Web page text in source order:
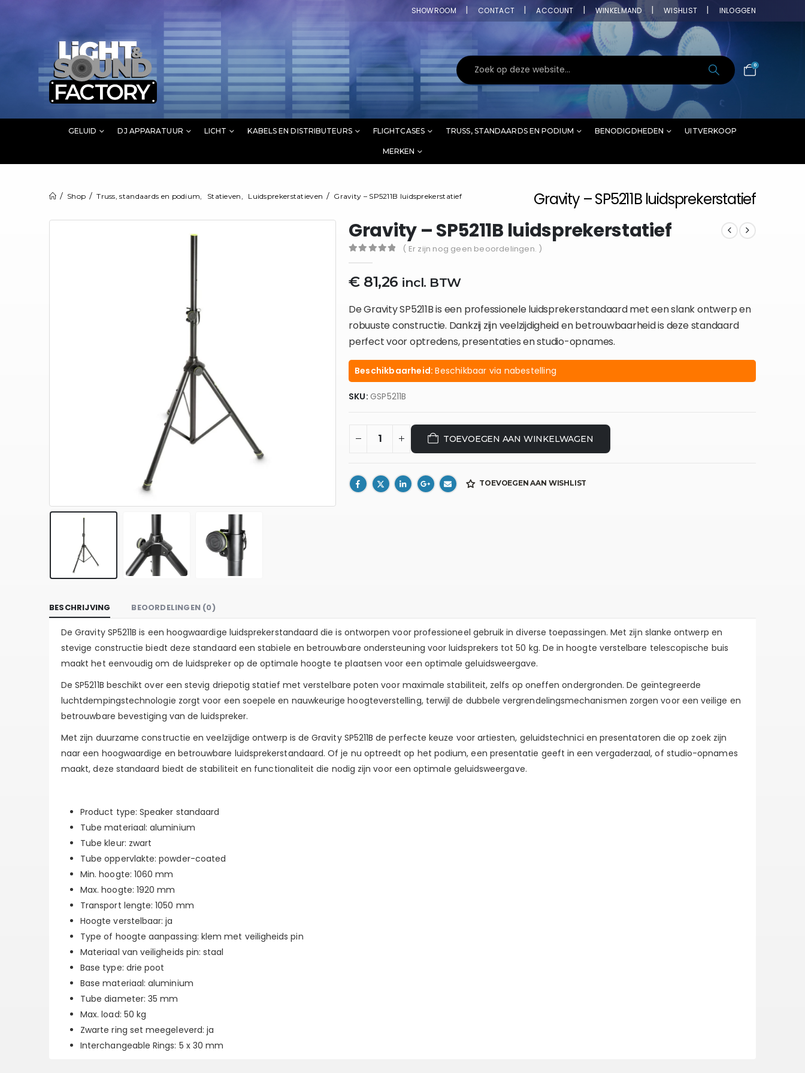
SHOWROOM CONTACT ACCOUNT WINKELMAND WISHLIST INLOGGEN
0
GELUID DJ APPARATUUR LICHT KABELS EN DISTRIBUTEURS FLIGHTCASES TRUSS, STANDAARDS EN PODIUM BENODIGDHEDEN UITVERKOOP
MERKEN
Gravity – SP5211B luidsprekerstatief
Shop Truss, standaards en podium Statieven Luidsprekerstatieven Gravity – SP5211B luidsprekerstatief
Gravity – SP5211B luidsprekerstatief
( Er zijn nog geen beoordelingen. )
€81,26 incl. BTW
De Gravity SP5211B is een professionele luidsprekerstandaard met een slank ontwerp en
robuuste constructie. Dankzij zijn veelzijdigheid en betrouwbaarheid is deze standaard
perfect voor optredens, presentaties en studio-opnames.
Beschikbaarheid:Beschikbaar via nabestelling
SKU: GSP5211B
TOEVOEGEN AAN WINKELWAGEN
TOEVOEGEN AAN WISHLIST
BESCHRIJVING BEOORDELINGEN (0)
De Gravity SP5211B is een hoogwaardige luidsprekerstandaard die is ontworpen voor professioneel gebruik in diverse toepassingen. Met zijn slanke ontwerp en
stevige constructie biedt deze standaard een stabiele en betrouwbare ondersteuning voor luidsprekers tot 50 kg. De in hoogte verstelbare telescopische buis
maakt het eenvoudig om de luidspreker op de optimale hoogte te plaatsen voor een optimale geluidsweergave.
De SP5211B beschikt over een stevig driepotig statief met verstelbare poten voor maximale stabiliteit, zelfs op oneffen ondergronden. De geïntegreerde
luchtdempingstechnologie zorgt voor een soepele en nauwkeurige hoogteverstelling, terwijl de dubbele vergrendelingsmechanismen zorgen voor een veilige en
betrouwbare bevestiging van de luidspreker.
Met zijn duurzame constructie en veelzijdige ontwerp is de Gravity SP5211B de perfecte keuze voor artiesten, geluidstechnici en presentatoren die op zoek zijn
naar een hoogwaardige en betrouwbare luidsprekerstandaard. Of je nu optreedt op het podium, een presentatie geeft in een vergaderzaal, of studio-opnames
maakt, deze standaard biedt de stabiliteit en functionaliteit die nodig zijn voor een optimale geluidsweergave.
Product type: Speaker standaard
Tube materiaal: aluminium
Tube kleur: zwart
Tube oppervlakte: powder-coated
Min. hoogte: 1060 mm
Max. hoogte: 1920 mm
Transport lengte: 1050 mm
Hoogte verstelbaar: ja
Type of hoogte aanpassing: klem met veiligheids pin
Materiaal van veiligheids pin: staal
Base type: drie poot
Base materiaal: aluminium
Tube diameter: 35 mm
Max. load: 50 kg
Zwarte ring set meegeleverd: ja
Interchangeable Rings: 5 x 30 mm